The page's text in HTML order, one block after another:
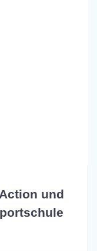
und